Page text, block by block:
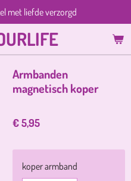
met liefde verzorgd
Armbanden
magnetisch koper
€ 5,95
koper armband